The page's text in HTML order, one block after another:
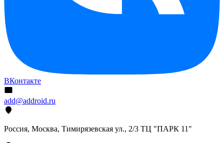
ВКонтакте
add@addroid.ru
Россия, Москва, Тимирязевская ул., 2/3 ТЦ "ПАРК 11"